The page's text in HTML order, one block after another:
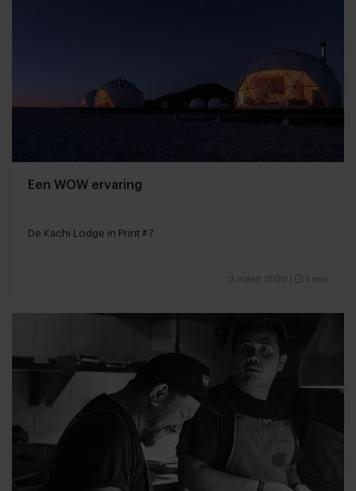
Een WOW ervaring
De Kachi Lodge in Print #7
3 maart 2020 1 min